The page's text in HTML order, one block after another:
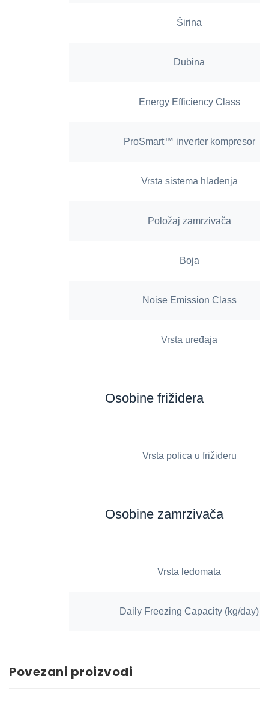
Širina
Dubina
Energy Efficiency Class
ProSmart™ inverter kompresor
Vrsta sistema hlađenja
Položaj zamrzivača
Boja
Noise Emission Class
Vrsta uređaja
Osobine frižidera
Vrsta polica u frižideru
Osobine zamrzivača
Vrsta ledomata
Daily Freezing Capacity (kg/day)
Povezani proizvodi